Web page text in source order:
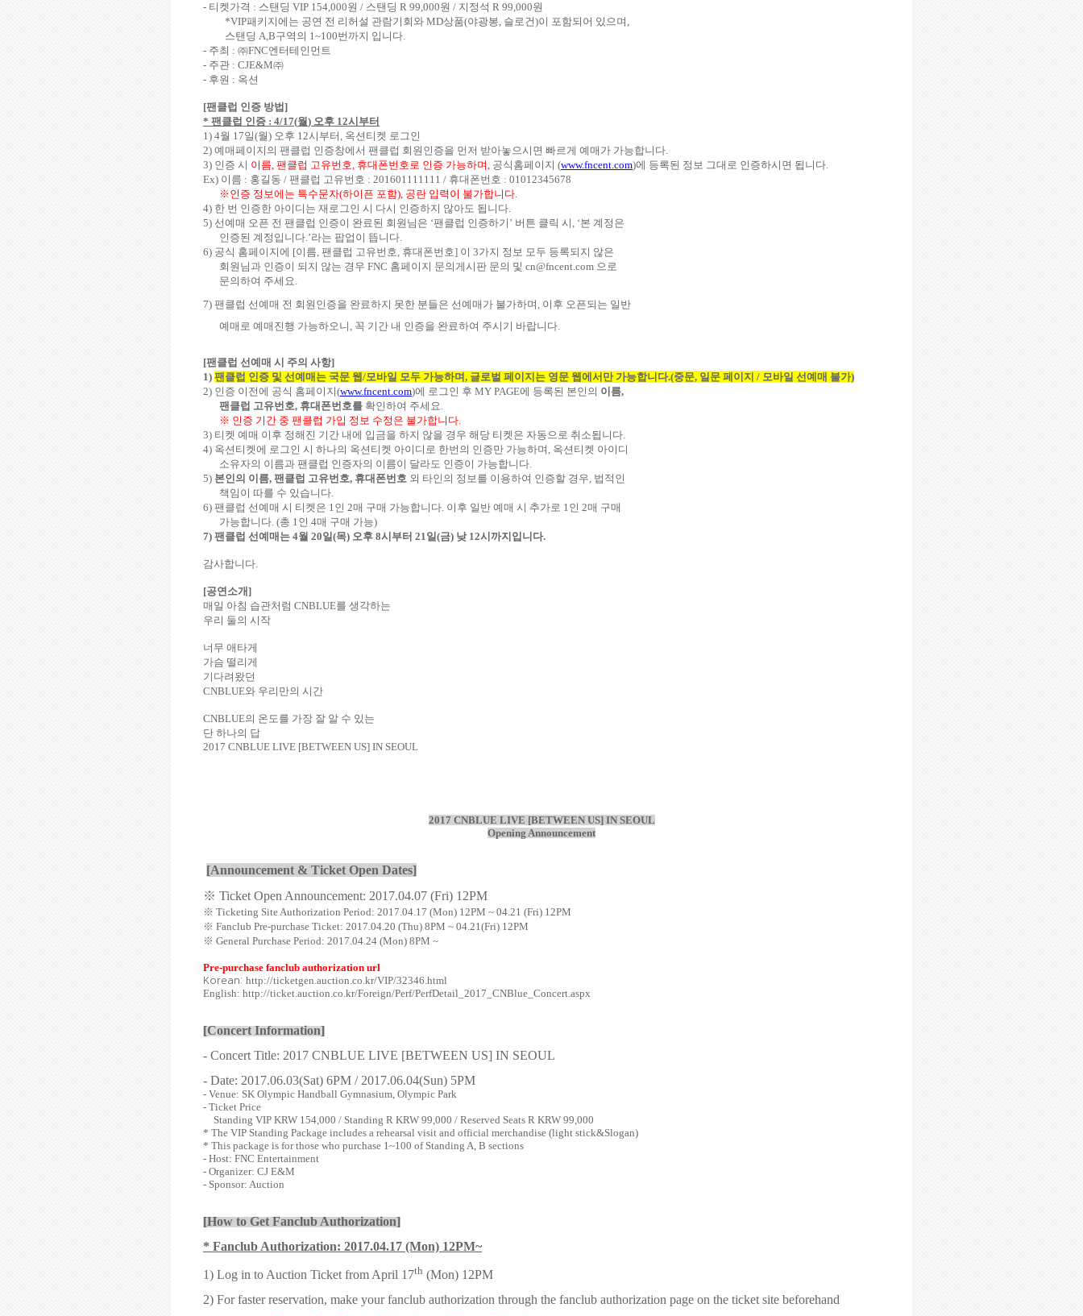
- 티켓가격 : 스탠딩 VIP 154,000원 / 스탠딩 R 99,000원 / 지정석 R 99,000원
*VIP패키지에는 공연 전 리허설 관람기회와MD상품(야광봉, 슬로건)이 포함되어 있으며 ,
스탠딩 A,B구역의 1~100번까지 입니다.
- 주최 : ㈜FNC엔터테인먼트
- 주관 : CJE&M㈜
- 후원 : 옥션
[팬클럽 인증 방법 ]
* 팬클럽 인증 : 4/17(월 ) 오후 12시부터
1) 4월 17일(월) 오후 12시부터 , 옥션티켓 로그인
2) 예매페이지의 팬클럽 인증창에서 팬클럽 회원인증을 먼저 받아놓으시면 빠르게 예매가 가능합니다.
3) 인증 시 이름, 팬클럽 고유번호, 휴대폰번호로 인증 가능하며, 공식홈페이지 (www.fncent.com)에 등록된 정보 그대로 인증하시면 됩니다.
Ex) 이름 : 홍길동 / 팬클럽 고유번호 : 201601111111 / 휴대폰번호 : 01012345678
※인증 정보에는 특수문자(하이픈 포함), 공란 입력이 불가합니다.
4) 한 번 인증한 아이디는 재로그인 시 다시 인증하지 않아도 됩니다.
5) 선예매 오픈 전 팬클럽 인증이 완료된 회원님은 ‘팬클럽 인증하기 ’ 버튼 클릭 시 , ‘본 계정은
인증된 계정입니다.’라는 팝업이 뜹니다.
6) 공식 홈페이지에 [이름, 팬클럽 고유번호, 휴대폰번호] 이 3가지 정보 모두 등록되지 않은
회원님과 인증이 되지 않는 경우 FNC 홈페이지 문의게시판 문의 및 cn@fncent.com 으로
문의하여 주세요.
7) 팬클럽 선예매 전 회원인증을 완료하지 못한 분들은 선예매가 불가하며 , 이후 오픈되는 일반
예매로 예매진행 가능하오니 , 꼭 기간 내 인증을 완료하여 주시기 바랍니다.
[팬클럽 선예매 시 주의 사항]
1) 팬클럽 인증 및 선예매는 국문 웹 /모바일 모두 가능하며 , 글로벌 페이지는 영문 웹에서만 가능합니다.(중문, 일문 페이지 / 모바일 선예매 불가)
2) 인증 이전에 공식 홈페이지(www.fncent.com)에 로그인 후 MY PAGE에 등록된 본인의 이름,
팬클럽 고유번호, 휴대폰번호를확인하여 주세요.
※ 인증 기간 중 팬클럽 가입 정보 수정은 불가합니다.
3) 티켓 예매 이후 정해진 기간 내에 입금을 하지 않을 경우 해당 티켓은 자동으로 취소됩니다.
4) 옥션티켓에 로그인 시 하나의 옥션티켓 아이디로 한번의 인증만 가능하며 , 옥션티켓 아이디
소유자의 이름과 팬클럽 인증자의 이름이 달라도 인증이 가능합니다.
5) 본인의 이름, 팬클럽 고유번호, 휴대폰번호 외 타인의 정보를 이용하여 인증할 경우, 법적인
책임이 따를 수 있습니다.
6) 팬클럽 선예매 시 티켓은 1인 2매 구매 가능합니다. 이후 일반 예매 시 추가로 1인 2매 구매
가능합니다. (총 1인 4매 구매 가능)
7) 팬클럽 선예매는 4월 20일(목) 오후 8시부터 21일(금) 낮 12시까지입니다.
감사합니다.
[공연소개 ]
매일 아침 습관처럼 CNBLUE를 생각하는
우리 둘의 시작
너무 애타게
가슴 떨리게
기다려왔던
CNBLUE와 우리만의 시간
CNBLUE의 온도를 가장 잘 알 수 있는
단 하나의 답
2017 CNBLUE LIVE [BETWEEN US] IN SEOUL
2017 CNBLUE LIVE [BETWEEN US] IN SEOUL
Opening Announcement
[Announcement & Ticket Open Dates]
※ Ticket Open Announcement: 2017.04.07 (Fri) 12PM
※ Ticketing Site Authorization Period: 2017.04.17 (Mon) 12PM ~ 04.21 (Fri) 12PM
※ Fanclub Pre-purchase Ticket: 2017.04.20 (Thu) 8PM ~ 04.21(Fri) 12PM
※ General Purchase Period: 2017.04.24 (Mon) 8PM ~
Pre-purchase fanclub authorization url
Korean: http://ticketgen.auction.co.kr/VIP/32346.html
English: http://ticket.auction.co.kr/Foreign/Perf/PerfDetail_2017_CNBlue_Concert.aspx
[Concert Information]
- Concert Title: 2017 CNBLUE LIVE [BETWEEN US] IN SEOUL
- Date: 2017.06.03(Sat) 6PM / 2017.06.04(Sun) 5PM
- Venue: SK Olympic Handball Gymnasium, Olympic Park
- Ticket Price
Standing VIP KRW 154,000 / Standing R KRW 99,000 / Reserved Seats R KRW 99,000
* The VIP Standing Package includes a rehearsal visit and official merchandise (light stick&Slogan)
* This package is for those who purchase 1~100 of Standing A, B sections
- Host: FNC Entertainment
- Organizer: CJ E&M
- Sponsor: Auction
[How to Get Fanclub Authorization]
* Fanclub Authorization: 2017.04.17 (Mon) 12PM~
1) Log in to Auction Ticket from April 17th (Mon) 12PM
2) For faster reservation, make your fanclub authorization through the fanclub authorization page on the ticket site beforehand